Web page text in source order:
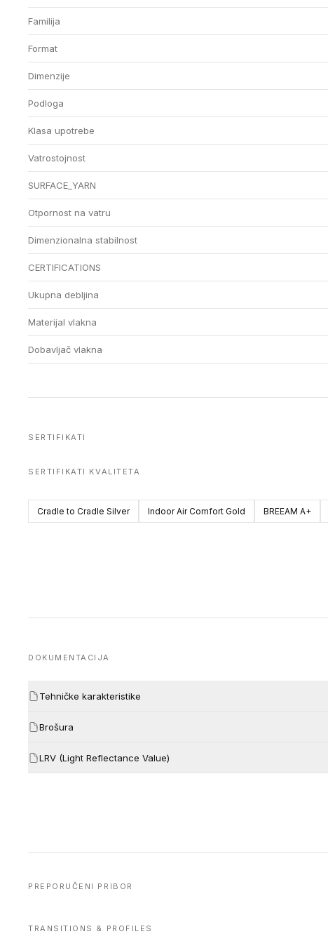
Familija
Format
Dimenzije
Podloga
Klasa upotrebe
Vatrostojnost
SURFACE_YARN
Otpornost na vatru
Dimenzionalna stabilnost
CERTIFICATIONS
Ukupna debljina
Materijal vlakna
Dobavljač vlakna
SERTIFIKATI
SERTIFIKATI KVALITETA
Cradle to Cradle Silver Indoor Air Comfort Gold BREEAM A+
DOKUMENTACIJA
Tehničke karakteristike
Brošura
LRV (Light Reflectance Value)
PREPORUČENI PRIBOR
TRANSITIONS & PROFILES